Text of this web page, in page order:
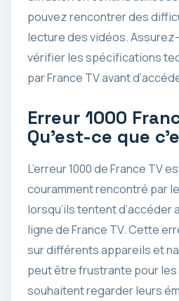
pouvez rencontrer des
lecture des vidéos.
vérifier les spécifications
par France TV avant
Erreur 1000
Qu’est-ce que
L’erreur 1000 de France TV
couramment rencontré par
lorsqu’ils tentent d’accéder
ligne de France TV. Cette
sur différents appareils et
peut être frustrante pour
souhaitent regarder leurs